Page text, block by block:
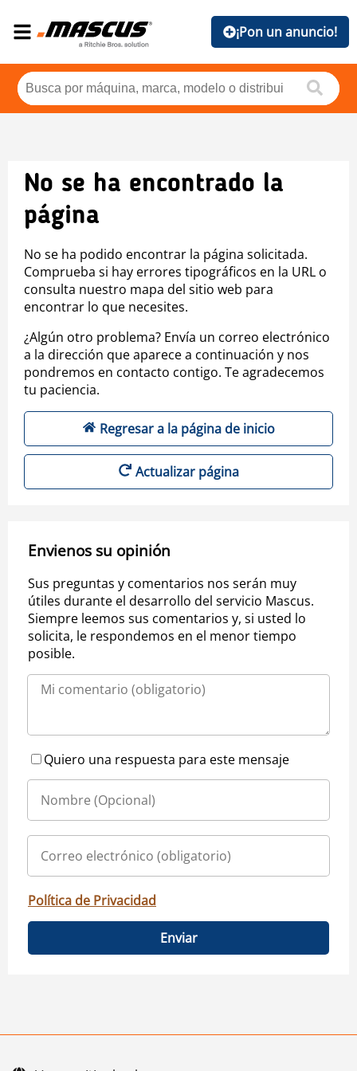
¡Pon un anuncio!
No se ha encontrado la
página
No se ha podido encontrar la página solicitada.
Comprueba si hay errores tipográficos en la URL o
consulta nuestro mapa del sitio web para
encontrar lo que necesites.
¿Algún otro problema? Envía un correo electrónico
a la dirección que aparece a continuación y nos
pondremos en contacto contigo. Te agradecemos
tu paciencia.
Regresar a la página de inicio
Actualizar página
Envienos su opinión
Sus preguntas y comentarios nos serán muy
útiles durante el desarrollo del servicio Mascus.
Siempre leemos sus comentarios y, si usted lo
solicita, le respondemos en el menor tiempo
posible.
Quiero una respuesta para este mensaje
Política de Privacidad
Enviar